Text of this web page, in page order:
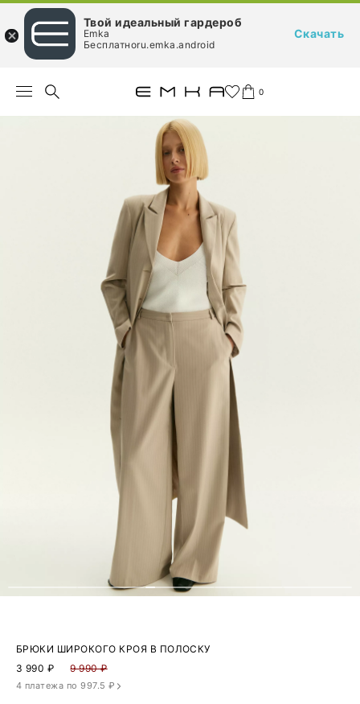
0
БРЮКИ ШИРОКОГО КРОЯ В ПОЛОСКУ
3 990 ₽ 9 990 ₽
4 платежа по 997.5 ₽
Твой идеальный гардероб
Emka
Бесплатноru.emka.android
Скачать